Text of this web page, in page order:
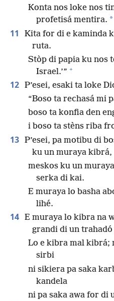
Konta nos loke nos
profetisá mentira. *
11
Kita for di e kaminda
ruta.
Stòp di papia ku nos
Israel.’” +
12 P’esei, esaki ta loke
“Boso ta rechasá mi
boso ta konfia den
i boso ta stèns riba
13 P’esei, pa motibu di
ku un muraya kibrá,
meskos ku un
serka di kai.
E muraya lo basha
lihé.
14 E muraya lo kibra na
grandi di un
Lo e kibra mal kibrá;
sirbi
ni sikiera pa saka
kandela
ni pa saka awa for di